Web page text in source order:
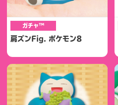
ガチャ™
肩ズンFig. ポケモン8